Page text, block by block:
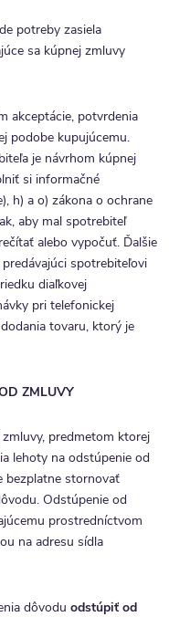
potreby zasiela
sa kúpnej zmluvy
akceptácie, potvrdenia
podobe kupujúcemu.
je návrhom kúpnej
si informačné
h) a o) zákona o ochrane
aby mal spotrebiteľ
alebo vypočuť. Ďalšie
spotrebiteľovi
diaľkovej
pri telefonickej
tovaru, ktorý je
ZMLUVY
predmetom ktorej
lehoty na odstúpenie od
bezplatne stornovať
Odstúpenie od
prostredníctvom
na adresu sídla
dôvodu odstúpiť od